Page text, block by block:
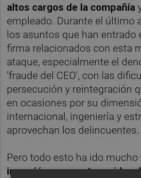
altos cargos de la compañía
empleado. Durante el último
los asuntos que han entrado
firma relacionados con esta
ataque, especialmente el
'fraude del CEO', con las
persecución y reintegración
en ocasiones por su
internacional, ingeniería y
aprovechan los delincuentes.
Pero todo esto ha ido mucho
irrupción en nuestras vidas